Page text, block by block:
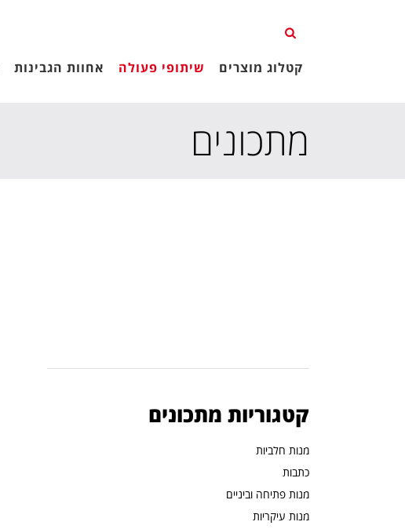
קטלוג מוצרים שיתופי פעולה אחוות הגבינות
מתכונים
קטגוריות מתכונים
מנות חלביות
כתבות
מנות פתיחה וביניים
מנות עיקריות